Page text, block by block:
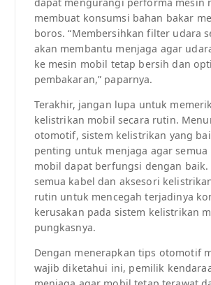
membuat konsumsi bahan bakar
boros. “Membersihkan filter udara
akan membantu menjaga agar
ke mesin mobil tetap bersih dan
pembakaran,” paparnya.
Terakhir, jangan lupa untuk
kelistrikan mobil secara rutin.
otomotif, sistem kelistrikan yang
penting untuk menjaga agar semua
mobil dapat berfungsi dengan baik.
semua kabel dan aksesori
rutin untuk mencegah terjadinya
kerusakan pada sistem kelistrikan
pungkasnya.
Dengan menerapkan tips otomotif
wajib diketahui ini, pemilik